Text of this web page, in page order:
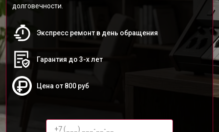
долговечности.
Экспресс ремонт в день обращения
Гарантия до 3-х лет
Цена от 800 руб